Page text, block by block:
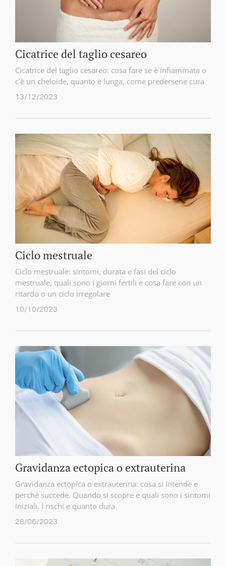
Cicatrice del taglio cesareo
Cicatrice del taglio cesareo: cosa fare se è infiammata o
c'è un cheloide, quanto è lunga, come predersene cura
13/12/2023
Ciclo mestruale
Ciclo mestruale: sintomi, durata e fasi del ciclo
mestruale, quali sono i giorni fertili e cosa fare con un
ritardo o un ciclo irregolare
10/10/2023
Gravidanza ectopica o extrauterina
Gravidanza ectopica o extrauterina: cosa si intende e
perché succede. Quando si scopre e quali sono i sintomi
iniziali. I rischi e quanto dura
28/06/2023